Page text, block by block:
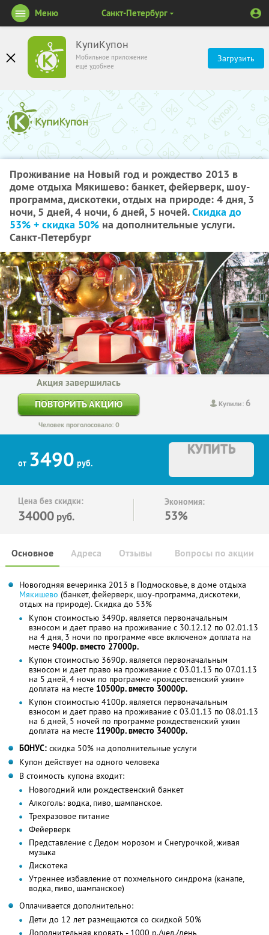
КупиКупон
Мобильное приложение
ещё удобнее
Загрузить
Меню Санкт-Петербург
Проживание на Новый год и рождество 2013 в
доме отдыха Мякишево: банкет, фейерверк, шоу-
программа, дискотеки, отдых на природе: 4 дня, 3
ночи, 5 дней, 4 ночи, 6 дней, 5 ночей.Скидка до
53% + скидка 50% на дополнительные услуги.
Санкт-Петербург
Купили: 6
Акция завершилась
ПОВТОРИТЬ АКЦИЮ
Человек проголосовало: 0
от 3490 руб.
КУПИТЬ
Цена без скидки:
34000 руб.
Экономия:
53%
Основное Отзывы Вопросы по акции
Адреса
Новогодняя вечеринка 2013 в Подмосковье, в доме отдыха
Мякишево (банкет, фейерверк, шоу-программа, дискотеки,
отдых на природе). Скидка до 53%
Купон стоимостью 3490р. является первоначальным
взносом и дает право на проживание с 30.12.12 по 02.01.13
на 4 дня, 3 ночи по программе «все включено» доплата на
месте 9400р. вместо 27000р.
Купон стоимостью 3690р. является первоначальным
взносом и дает право на проживание с 03.01.13 по 07.01.13
на 5 дней, 4 ночи по программе «рождественский ужин»
доплата на месте 10500р. вместо 30000р.
Купон стоимостью 4100р. является первоначальным
взносом и дает право на проживание с 03.01.13 по 08.01.13
на 6 дней, 5 ночей по программе рождественский ужин
доплата на месте 11900р. вместо 34000р.
БОНУС: скидка 50% на дополнительные услуги
Купон действует на одного человека
В стоимость купона входит:
Новогодний или рождественский банкет
Алкоголь: водка, пиво, шампанское.
Трехразовое питание
Фейерверк
Представление с Дедом морозом и Снегурочкой, живая
музыка
Дискотека
Утреннее избавление от похмельного синдрома (канапе,
водка, пиво, шампанское)
Оплачивается дополнительно:
Дети до 12 лет размещаются со скидкой 50%
Дополнительная кровать - 1000 р./чел./день